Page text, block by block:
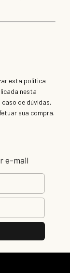
esta política
nesta
de dúvidas,
sua compra.
e-mail